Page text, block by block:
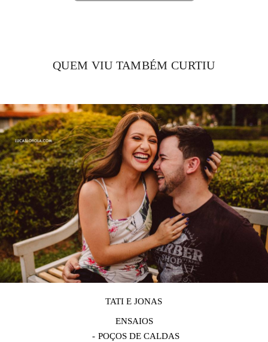
QUEM VIU TAMBÉM CURTIU
TATI E JONAS
ENSAIOS
POÇOS DE CALDAS